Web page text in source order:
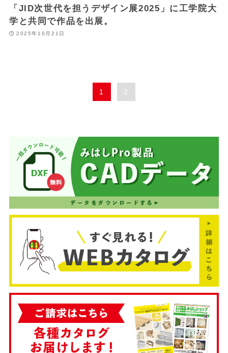
「JID次世代を担うデザイン展2025」に工学院大
学と共同で作品を出展。
2025年10月21日
1 2